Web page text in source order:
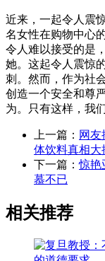
近来，一起令人震
名女性在购物中心
令人难以接受的是
她。这起令人震惊
刺。然而，作为社
创造一个安全和尊
为。只有这样，我
上一篇： 网友
体饮料真相大
下一篇：惊艳
慕不已
相关推荐